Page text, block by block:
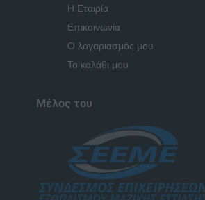
Η Εταιρία
Επικοινωνία
Ο λογαριασμός μου
Το καλάθι μου
Μέλος του